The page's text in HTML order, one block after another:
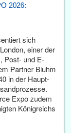
2026:
sich
einer der
Post- und E-
Partner Bluhm
in der Haupt­
Expo zudem
Königreichs